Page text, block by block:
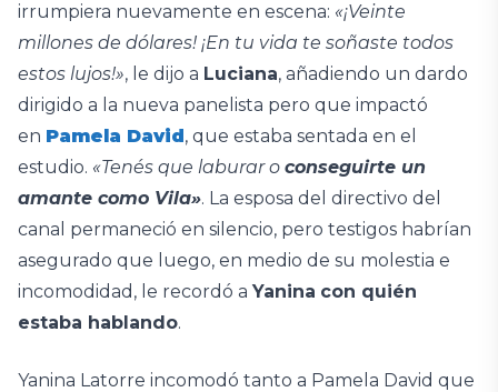
irrumpiera nuevamente en escena: «¡Veinte
millones de dólares! ¡En tu vida te soñaste todos
estos lujos!», le dijo a Luciana, añadiendo un dardo
dirigido a la nueva panelista pero que impactó
en Pamela David, que estaba sentada en el
estudio. «Tenés que laburar o conseguirte un
amante como Vila». La esposa del directivo del
canal permaneció en silencio, pero testigos habrían
asegurado que luego, en medio de su molestia e
incomodidad, le recordó a Yanina con quién
estaba hablando.
Yanina Latorre incomodó tanto a Pamela David que